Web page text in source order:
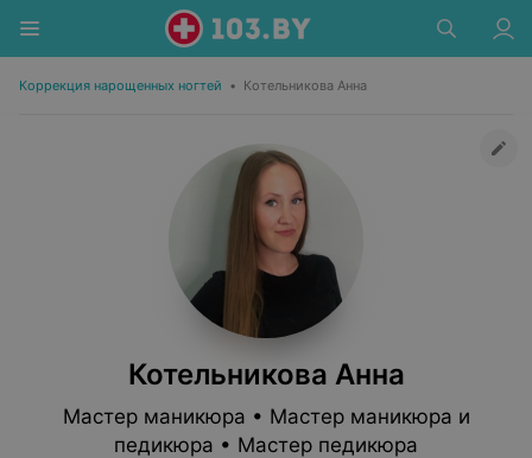
Коррекция нарощенных ногтей • Котельникова Анна
Котельникова Анна
Мастер маникюра • Мастер маникюра и
педикюра • Мастер педикюра